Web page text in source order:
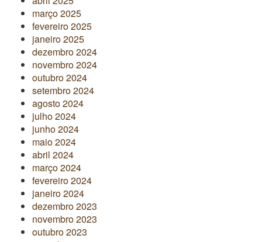
março 2025
fevereiro 2025
janeiro 2025
dezembro 2024
novembro 2024
outubro 2024
setembro 2024
agosto 2024
julho 2024
junho 2024
maio 2024
abril 2024
março 2024
fevereiro 2024
janeiro 2024
dezembro 2023
novembro 2023
outubro 2023